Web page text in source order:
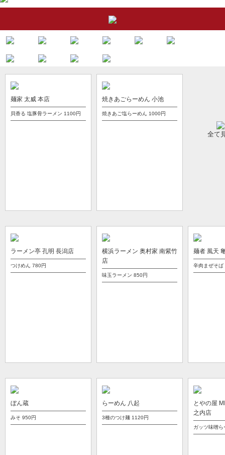
麺家 太威 本店
貝香る 塩豚骨ラーメン 1100円
焼きあごらーめん 小池
焼きあご塩らーめん 1000円
全て
ラーメン亭 孔明 長潟店
つけめん 780円
横浜ラーメン 奥村家 南紫竹
店
味玉ラーメン 850円
麺者 風天
辛肉まぜそば
ぼん蔵
みそ 950円
らーめん 八起
3種のつけ麺 1120円
とやの屋
之内店
ガッツ味噌